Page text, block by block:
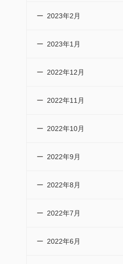
2023年2月
2023年1月
2022年12月
2022年11月
2022年10月
2022年9月
2022年8月
2022年7月
2022年6月